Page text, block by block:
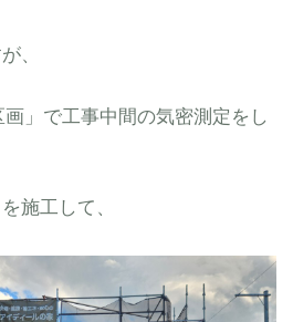
、
」で工事中間の気密測定をし
施工して、